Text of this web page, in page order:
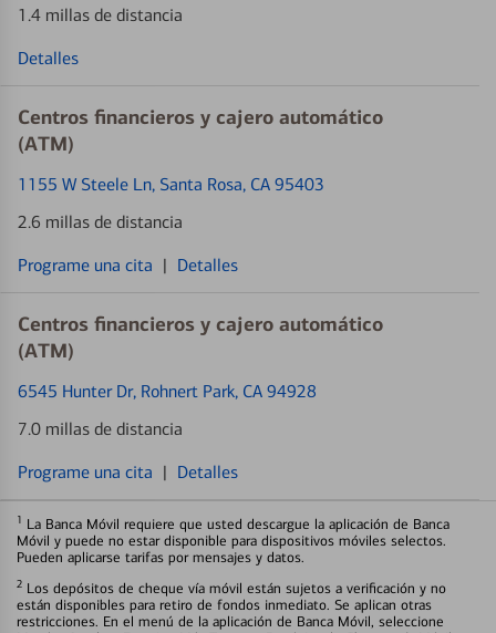
1.4 millas de distancia
Detalles
Centros financieros y cajero automático
(ATM)
1155 W Steele Ln, Santa Rosa, CA 95403
2.6 millas de distancia
Programe una cita | Detalles
Centros financieros y cajero automático
(ATM)
6545 Hunter Dr, Rohnert Park, CA 94928
7.0 millas de distancia
Programe una cita | Detalles
1 La Banca Móvil requiere que usted descargue la aplicación de Banca
Móvil y puede no estar disponible para dispositivos móviles selectos.
Pueden aplicarse tarifas por mensajes y datos.
2 Los depósitos de cheque vía móvil están sujetos a verificación y no
están disponibles para retiro de fondos inmediato. Se aplican otras
restricciones. En el menú de la aplicación de Banca Móvil, seleccione